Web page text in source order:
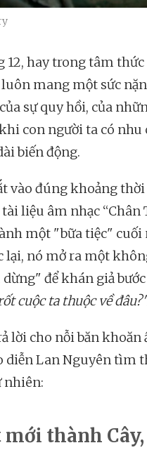
12, hay trong tâm
luôn mang một sức
sự quy hồi, của
con người ta có nhu
biến động.
vào đúng khoảng thời
liệu âm nhạc “Chân
một "bữa tiệc" cuối
lại, nó mở ra một
để khán giả
cuộc ta thuộc về
lời cho nỗi băn khoăn
diễn Lan Nguyên tìm
nhiên:
mới thành